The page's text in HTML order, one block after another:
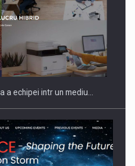
nu se supun noilor
a echipei intr un mediu…